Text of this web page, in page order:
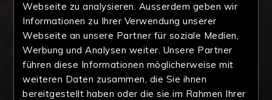
Webseite zu analysieren. Ausserdem geben wir
Informationen zu Ihrer Verwendung unserer
Webseite an unsere Partner für soziale Medien,
Werbung und Analysen weiter. Unsere Partner
führen diese Informationen möglicherweise mit
weiteren Daten zusammen, die Sie ihnen
bereitgestellt haben oder die sie im Rahmen Ihrer